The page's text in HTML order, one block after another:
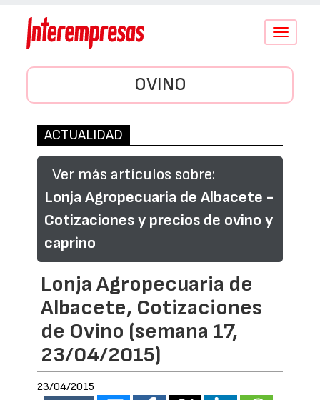
Conmutar
OVINO
ACTUALIDAD
Ver más artículos sobre:
Lonja Agropecuaria de Albacete -
Cotizaciones y precios de ovino y
caprino
Lonja Agropecuaria de
Albacete, Cotizaciones
de Ovino (semana 17,
23/04/2015)
23/04/2015